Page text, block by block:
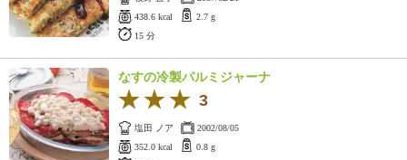
438.6 kcal
2.7 g
15 分
なすの冷製パルミジャーナ
3
塩田 ノア
2002/08/05
352.0 kcal
0.8 g